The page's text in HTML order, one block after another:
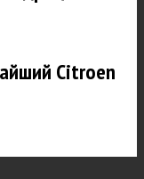
Citroen